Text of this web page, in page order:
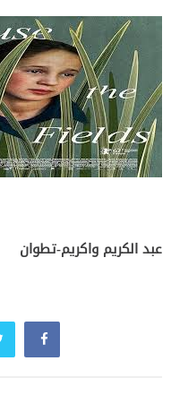
عبد الكريم واكريم-تطوان